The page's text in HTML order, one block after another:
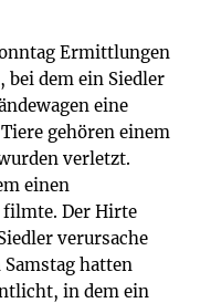
Ermittlungen
bei dem ein Siedler
eine
gehören einem
verletzt.
einen
filmte. Der Hirte
verursache
Samstag hatten
in dem ein